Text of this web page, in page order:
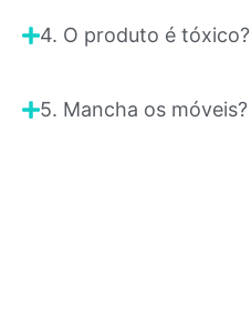
4. O produto é tóxico?
5. Mancha os móveis?